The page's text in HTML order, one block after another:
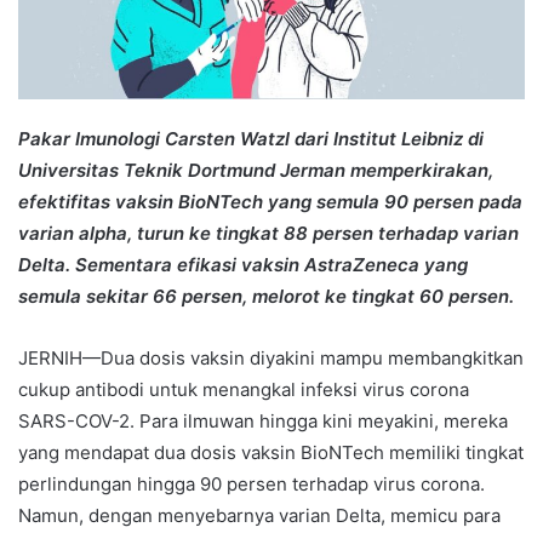
Pakar Imunologi Carsten Watzl dari Institut Leibniz di
Universitas Teknik Dortmund Jerman memperkirakan,
efektifitas vaksin BioNTech yang semula 90 persen pada
varian alpha, turun ke tingkat 88 persen terhadap varian
Delta. Sementara efikasi vaksin AstraZeneca yang
semula sekitar 66 persen, melorot ke tingkat 60 persen.
JERNIH—Dua dosis vaksin diyakini mampu membangkitkan
cukup antibodi untuk menangkal infeksi virus corona
SARS-COV-2. Para ilmuwan hingga kini meyakini, mereka
yang mendapat dua dosis vaksin BioNTech memiliki tingkat
perlindungan hingga 90 persen terhadap virus corona.
Namun, dengan menyebarnya varian Delta, memicu para